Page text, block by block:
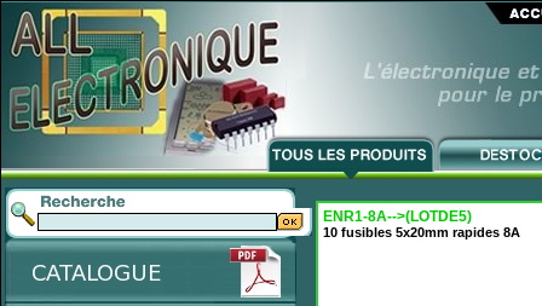
ENR1-8A-->(LOTDE5)
10 fusibles 5x20mm rapides 8A